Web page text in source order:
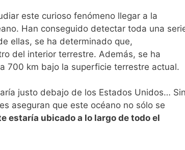
este curioso fenómeno llegar a la
Han conseguido detectar toda una
ellas, se ha determinado que,
del interior terrestre. Además, se ha
700 km bajo la superficie terrestre actual.
justo debajo de los Estados Unidos… Sin
aseguran que este océano no sólo se
estaría ubicado a lo largo de todo el